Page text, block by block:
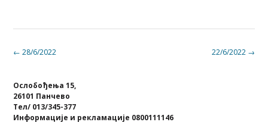
Post 22/6/2022 →
← 28/6/2022
Ослобођења 15,
26101 Панчево
Тел/ 013/345-377
Информације и рекламације 0800111146